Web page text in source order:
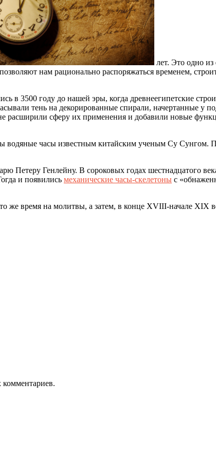
лет. Это одно
нам рационально распоряжаться временем,
в 3500 году до нашей эры, когда древнеегипетские
тень на декорированные спирали, начертанные
расширили сферу их применения и добавили новые
часы известным китайским ученым Су Сунгом.
Петеру Генлейну. В сороковых годах шестнадцатого
и появились механические часы-скелетоны с
же время на молитвы, а затем, в конце XVIII-начале XIX
комментариев.